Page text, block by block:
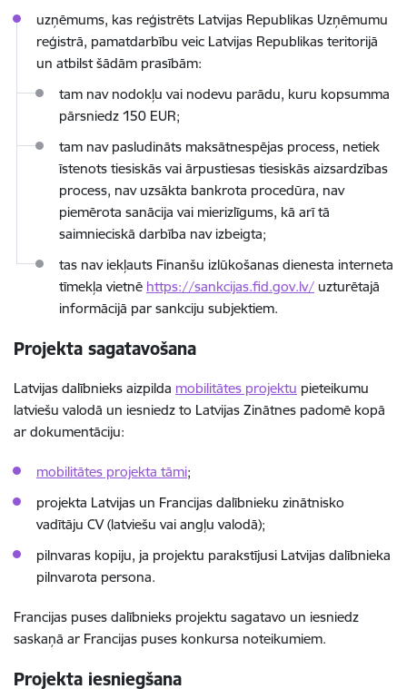
uzņēmums, kas reģistrēts Latvijas Republikas Uzņēmumu
reģistrā, pamatdarbību veic Latvijas Republikas teritorijā
un atbilst šādām prasībām:
tam nav nodokļu vai nodevu parādu, kuru kopsumma
pārsniedz 150 EUR;
tam nav pasludināts maksātnespējas process, netiek
īstenots tiesiskās vai ārpustiesas tiesiskās aizsardzības
process, nav uzsākta bankrota procedūra, nav
piemērota sanācija vai mierizlīgums, kā arī tā
saimnieciskā darbība nav izbeigta;
tas nav iekļauts Finanšu izlūkošanas dienesta interneta
tīmekļa vietnē https://sankcijas.fid.gov.lv/ uzturētajā
informācijā par sankciju subjektiem.
Projekta sagatavošana
Latvijas dalībnieks aizpilda mobilitātes projektu pieteikumu
latviešu valodā un iesniedz to Latvijas Zinātnes padomē kopā
ar dokumentāciju:
mobilitātes projekta tāmi;
projekta Latvijas un Francijas dalībnieku zinātnisko
vadītāju CV (latviešu vai angļu valodā);
pilnvaras kopiju, ja projektu parakstījusi Latvijas dalībnieka
pilnvarota persona.
Francijas puses dalībnieks projektu sagatavo un iesniedz
saskaņā ar Francijas puses konkursa noteikumiem.
Projekta iesniegšana